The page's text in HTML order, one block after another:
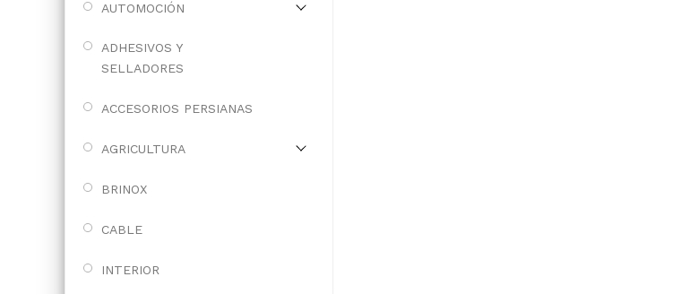
AUTOMOCIÓN
ADHESIVOS Y
SELLADORES
ACCESORIOS PERSIANAS
AGRICULTURA
BRINOX
CABLE
INTERIOR